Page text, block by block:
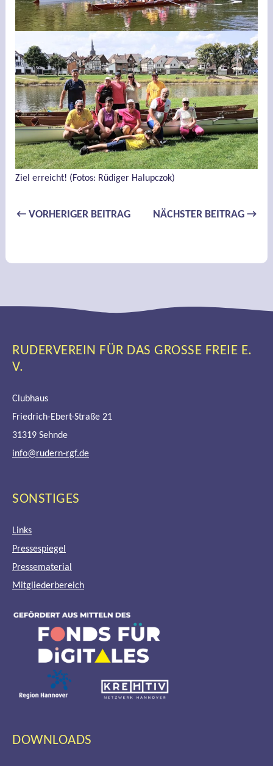
Ziel erreicht! (Fotos: Rüdiger Halupczok)
Beitragsnavigation
←VORHERIGER BEITRAG NÄCHSTER BEITRAG →
RUDERVEREIN FÜR DAS GROSSE FREIE E. V
.
Clubhaus
Friedrich-Ebert-Straße 21
31319 Sehnde
info@rudern-rgf.de
SONSTIGES
Links
Pressespiegel
Pressematerial
Mitgliederbereich
DOWNLOADS